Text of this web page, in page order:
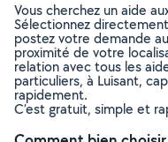
Vous cherchez un aide
Sélectionnez
postez votre demande
proximité de votre
relation avec tous les
particuliers, à Luisant,
rapidement.
C’est gratuit, simple et